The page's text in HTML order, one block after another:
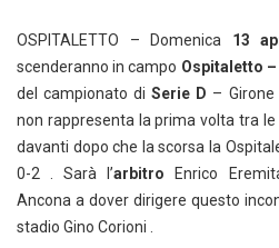
OSPITALETTO – Domenica 13
scenderanno in campo Ospitaletto
del campionato di Serie D –
non rappresenta la prima volta tra
davanti dopo che la scorsa la
0-2 . Sarà l’arbitro Enrico
Ancona a dover dirigere questo
stadio Gino Corioni .